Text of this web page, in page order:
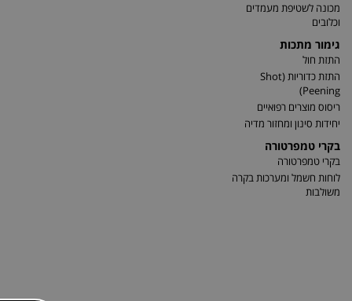
מכונה לשטיפת מעמדים
וכלובים
גימור מתכות
התזת חול
התזת כדוריות (Shot
Peening)
ריסוס מוצרים רפואיים
יחידות סינון ומחזור מדיה
בקרי טמפרטורה
בקרי טמפרטורה
לוחות חשמל ומערכות בקרה
משולבות